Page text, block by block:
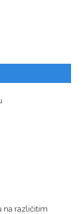
na različitim